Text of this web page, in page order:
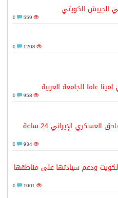
الجييش الكويتي
559
1208
عاما للجامعة العربية
958
السعودية تمهل الملحق العسكري الإيراني 24 ساعة
934
ودعم سيادتها على مناطقها
1001